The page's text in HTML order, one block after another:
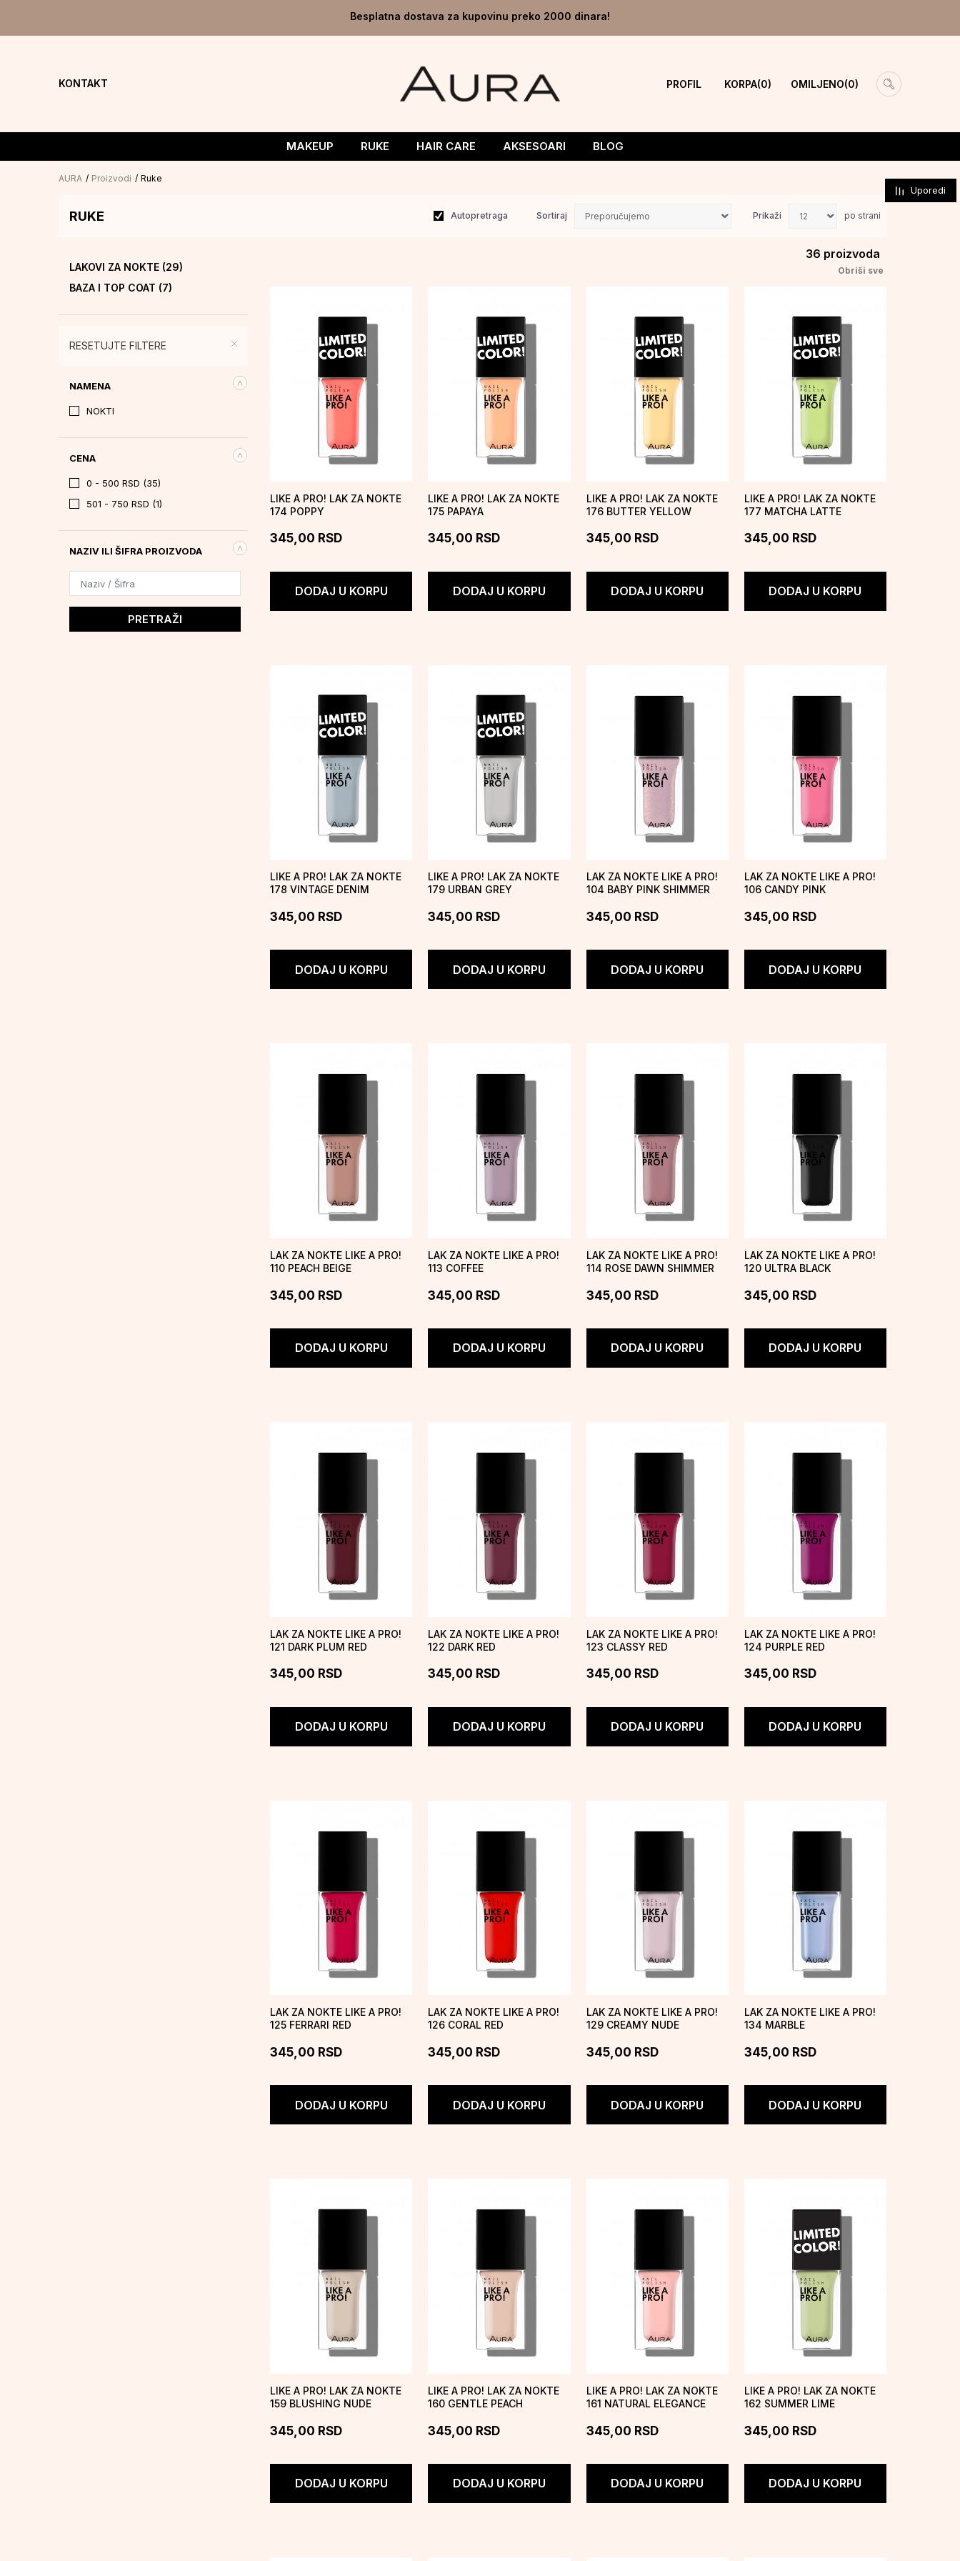
Besplatna dostava za kupovinu preko 2000 dinara!
KONTAKT PROFIL KORPA 0 0
OMILJENO
MAKEUP RUKE HAIR CARE AKSESOARI BLOG
AURA Proizvodi Ruke
RUKE Autopretraga Sortiraj Prikaži po strani
LAKOVI ZA NOKTE (29)
BAZA I TOP COAT (7)
RESETUJTE FILTERE
NAMENA
NOKTI
CENA
0 - 500 RSD (35)
501 - 750 RSD (1)
NAZIV ILI ŠIFRA PROIZVODA
PRETRAŽI
36 proizvoda
Obriši sve
LIKE A PRO! LAK ZA NOKTE
174 POPPY
345,00 RSD
DODAJ U KORPU
LIKE A PRO! LAK ZA NOKTE
175 PAPAYA
345,00 RSD
DODAJ U KORPU
LIKE A PRO! LAK ZA NOKTE
176 BUTTER YELLOW
345,00 RSD
DODAJ U KORPU
LIKE A PRO! LAK ZA NOKTE
177 MATCHA LATTE
345,00 RSD
DODAJ U KORPU
LIKE A PRO! LAK ZA NOKTE
178 VINTAGE DENIM
345,00 RSD
DODAJ U KORPU
LIKE A PRO! LAK ZA NOKTE
179 URBAN GREY
345,00 RSD
DODAJ U KORPU
LAK ZA NOKTE LIKE A PRO!
104 BABY PINK SHIMMER
345,00 RSD
DODAJ U KORPU
LAK ZA NOKTE LIKE A PRO!
106 CANDY PINK
345,00 RSD
DODAJ U KORPU
LAK ZA NOKTE LIKE A PRO!
110 PEACH BEIGE
345,00 RSD
DODAJ U KORPU
LAK ZA NOKTE LIKE A PRO!
113 COFFEE
345,00 RSD
DODAJ U KORPU
LAK ZA NOKTE LIKE A PRO!
114 ROSE DAWN SHIMMER
345,00 RSD
DODAJ U KORPU
LAK ZA NOKTE LIKE A PRO!
120 ULTRA BLACK
345,00 RSD
DODAJ U KORPU
LAK ZA NOKTE LIKE A PRO!
121 DARK PLUM RED
345,00 RSD
DODAJ U KORPU
LAK ZA NOKTE LIKE A PRO!
122 DARK RED
345,00 RSD
DODAJ U KORPU
LAK ZA NOKTE LIKE A PRO!
123 CLASSY RED
345,00 RSD
DODAJ U KORPU
LAK ZA NOKTE LIKE A PRO!
124 PURPLE RED
345,00 RSD
DODAJ U KORPU
LAK ZA NOKTE LIKE A PRO!
125 FERRARI RED
345,00 RSD
DODAJ U KORPU
LAK ZA NOKTE LIKE A PRO!
126 CORAL RED
345,00 RSD
DODAJ U KORPU
LAK ZA NOKTE LIKE A PRO!
129 CREAMY NUDE
345,00 RSD
DODAJ U KORPU
LAK ZA NOKTE LIKE A PRO!
134 MARBLE
345,00 RSD
DODAJ U KORPU
LIKE A PRO! LAK ZA NOKTE
159 BLUSHING NUDE
345,00 RSD
DODAJ U KORPU
LIKE A PRO! LAK ZA NOKTE
160 GENTLE PEACH
345,00 RSD
DODAJ U KORPU
LIKE A PRO! LAK ZA NOKTE
161 NATURAL ELEGANCE
345,00 RSD
DODAJ U KORPU
LIKE A PRO! LAK ZA NOKTE
162 SUMMER LIME
345,00 RSD
DODAJ U KORPU
Uporedi